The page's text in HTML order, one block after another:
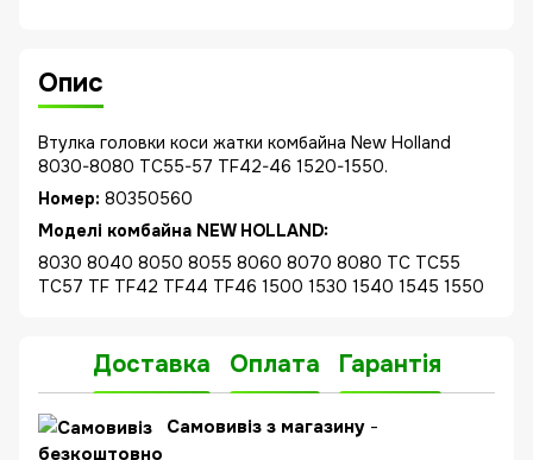
Опис
Втулка головки коси жатки комбайна New Holland
8030-8080 TC55-57 TF42-46 1520-1550.
Номер: 80350560
Моделі комбайна NEW HOLLAND:
8030 8040 8050 8055 8060 8070 8080 TC TC55
TC57 TF TF42 TF44 TF46 1500 1530 1540 1545 1550
Доставка Оплата Гарантія
Самовивіз з магазину -
безкоштовно